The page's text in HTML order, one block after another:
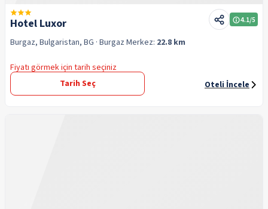
Hotel Luxor 4.1/5
Burgaz, Bulgaristan, BG · Burgaz Merkez: 22.8 km
Fiyatı görmek için tarih seçiniz
Tarih Seç
Oteli İncele